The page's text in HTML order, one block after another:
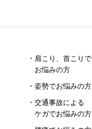
・肩こり、首こりで
お悩みの方
・姿勢でお悩みの方
・交通事故による
ケガでお悩みの方